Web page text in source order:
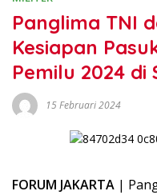
Panglima TNI
Kesiapan
Pemilu 2024 di
15 Februari 2024
FORUM JAKARTA |